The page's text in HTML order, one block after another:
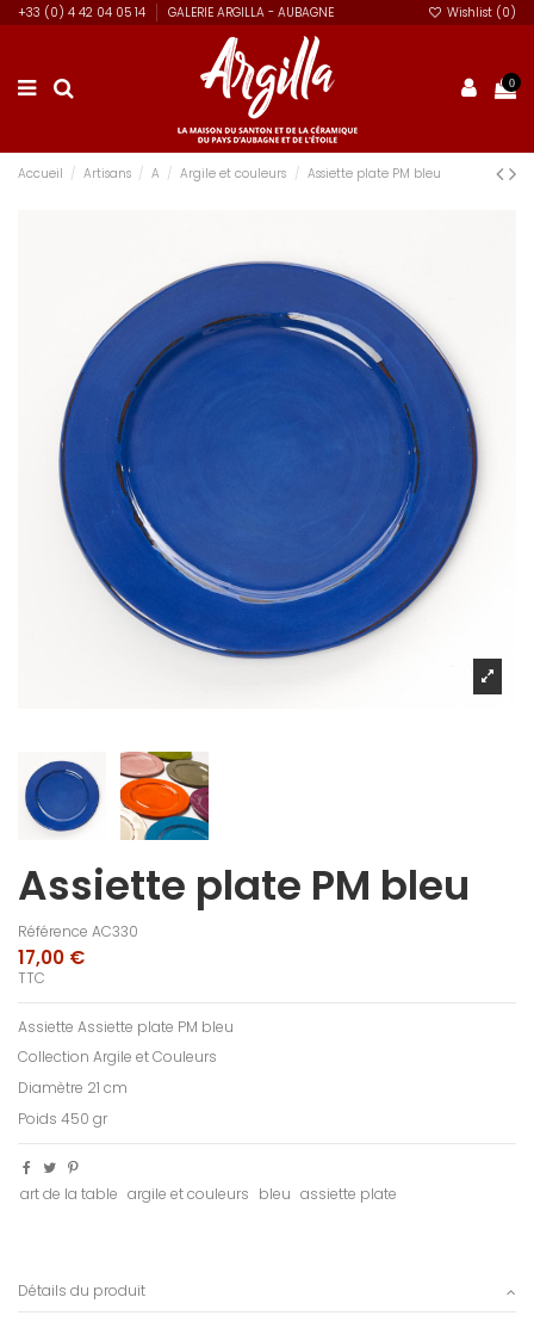
+33 (0) 4 42 04 05 14 GALERIE ARGILLA - AUBAGNE Wishlist (0)
0
Accueil Artisans A Argile et couleurs Assiette plate PM bleu
Assiette plate PM bleu
Référence AC330
17,00 €
TTC
Assiette Assiette plate PM bleu
Collection Argile et Couleurs
Diamètre 21 cm
Poids 450 gr
art de la table argile et couleurs bleu assiette plate
Détails du produit